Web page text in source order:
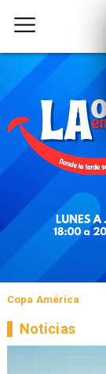
Copa América
Noticias